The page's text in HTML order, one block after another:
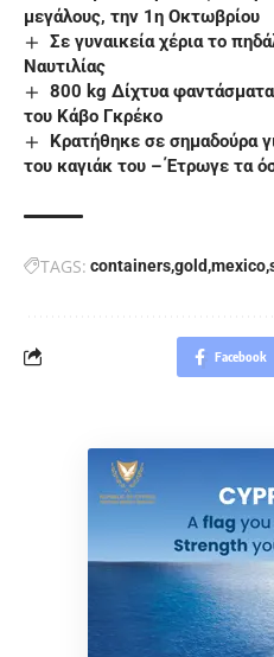
μεγάλους, την 1η Οκτωβρίου
Σε γυναικεία χέρια το
Ναυτιλίας
800 kg Δίχτυα
του Κάβο Γκρέκο
Κρατήθηκε σε σημαδούρα
του καγιάκ του – Έτρωγε τα
TAGS: containersgold mexico
Facebook